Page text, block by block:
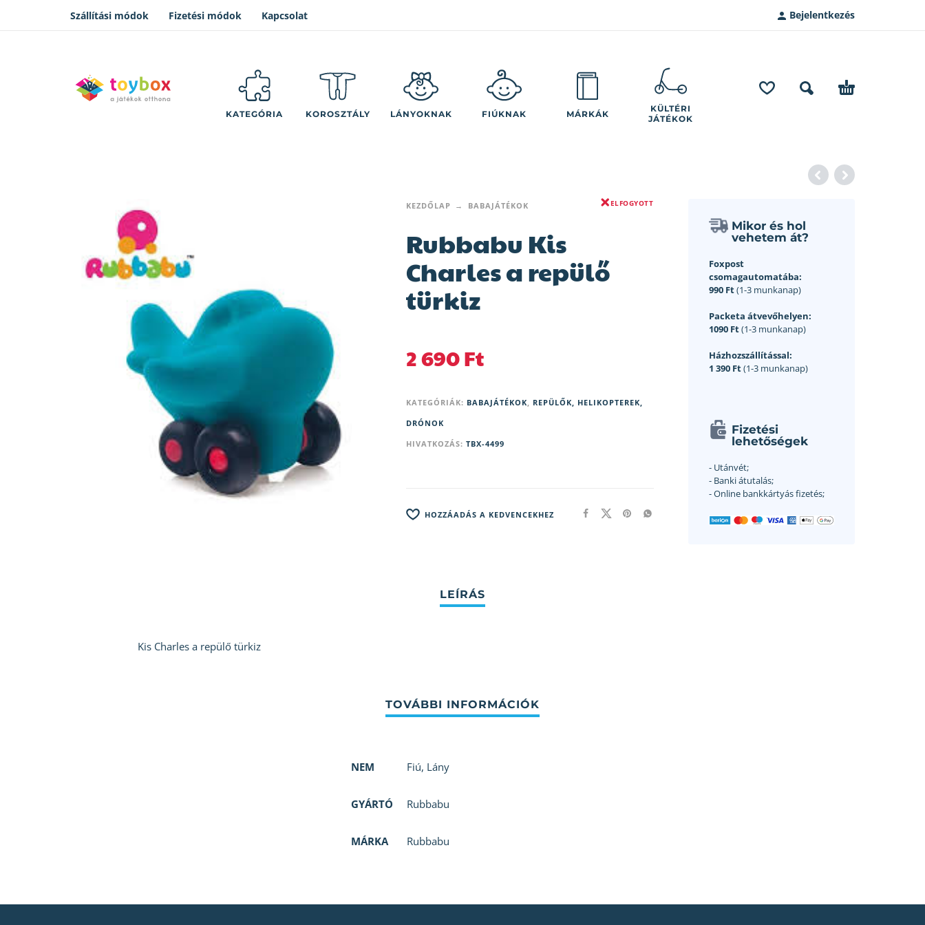
Szállítási módok Fizetési módok Kapcsolat Bejelentkezés
KATEGÓRIA KOROSZTÁLY LÁNYOKNAK FIÚKNAK MÁRKÁK
KÜLTÉRI
JÁTÉKOK
KEZDŐLAP BABAJÁTÉKOK ELFOGYOTT
Rubbabu Kis
Charles a repülő
türkiz
2 690Ft
KATEGÓRIÁK: BABAJÁTÉKOK, REPÜLŐK, HELIKOPTEREK,
DRÓNOK
HIVATKOZÁS: TBX-4499
HOZZÁADÁS A KEDVENCEKHEZ
Mikor és hol
vehetem át?
Foxpost
csomagautomatába:
990 Ft(1-3 munkanap)
Packeta átvevőhelyen:
1090 Ft(1-3 munkanap)
Házhozszállítással:
1 390 Ft(1-3 munkanap)
Fizetési
lehetőségek
- Utánvét;
- Banki átutalás;
- Online bankkártyás fizetés;
Kis Charles a repülő türkiz
NEM Fiú, Lány
GYÁRTÓ Rubbabu
MÁRKA Rubbabu